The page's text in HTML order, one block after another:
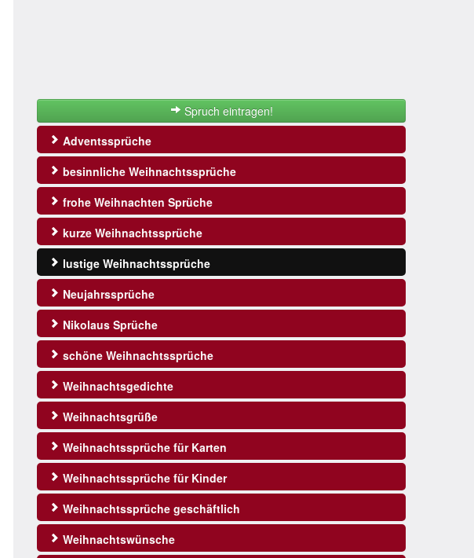
Spruch eintragen!
Adventssprüche
besinnliche Weihnachtssprüche
frohe Weihnachten Sprüche
kurze Weihnachtssprüche
lustige Weihnachtssprüche
Neujahrssprüche
Nikolaus Sprüche
schöne Weihnachtssprüche
Weihnachtsgedichte
Weihnachtsgrüße
Weihnachtssprüche für Karten
Weihnachtssprüche für Kinder
Weihnachtssprüche geschäftlich
Weihnachtswünsche